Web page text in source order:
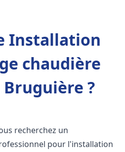
Installation
chaudière
?
recherchez un
pour l'installation